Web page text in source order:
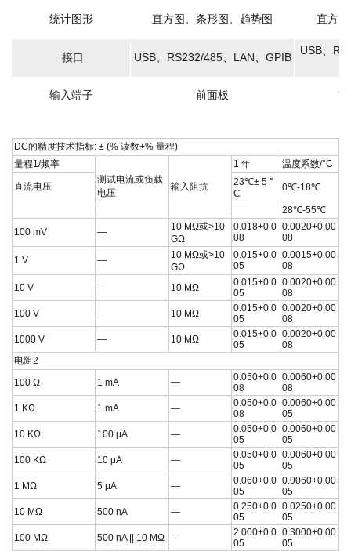
统计图形 直方图、条形图、趋势图 直方
接口 USB、 RS232/485、LAN、GPIB
USB、 RS
输入端子 前面板
DC的精度技术指标: ± (% 读数+% 量程)
量程1/频率
测试电流或负载
电压
输入阻抗
1 年 温度系数/°C
直流电压
23℃± 5 °
C
0℃-18℃
28℃-55℃
100 mV
—
10 MΩ或>10
GΩ
0.018+0.0
08
0.0020+0.00
08
1 V —
10 MΩ或>10
GΩ
0.015+0.0
05
0.0015+0.00
08
10 V
— 10 MΩ
0.015+0.0
05
0.0020+0.00
08
100 V
— 10 MΩ
0.015+0.0
05
0.0020+0.00
08
1000 V
— 10 MΩ
0.015+0.0
05
0.0020+0.00
08
电阻2
100 Ω
1 mA —
0.050+0.0
08
0.0060+0.00
08
1 KΩ
1 mA —
0.050+0.0
08
0.0060+0.00
05
10 KΩ
100 μA —
0.050+0.0
05
0.0060+0.00
05
100 KΩ
10 μA —
0.050+0.0
05
0.0060+0.00
05
1 MΩ
5 μA —
0.060+0.0
05
0.0060+0.00
05
10 MΩ
500 nA —
0.250+0.0
05
0.0250+0.00
05
100 MΩ
500 nA || 10 MΩ —
2.000+0.0
05
0.3000+0.00
05